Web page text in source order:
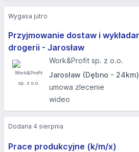
Przyjmowanie dostaw i
drogerii - Jarosław
Work&Profit sp. z o.o.
Jarosław (Dębno - 24km)
umowa zlecenie
wideo
Wygasa jutro
Prace produkcyjne (k/m/x)
Dodana 4 sierpnia